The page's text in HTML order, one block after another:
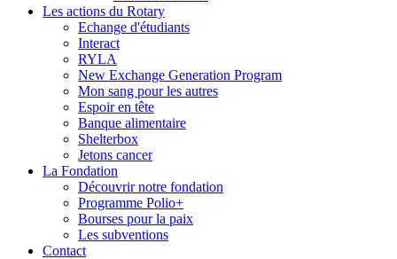
Les actions du Rotary
Echange d'étudiants
Interact
RYLA
New Exchange Generation Program
Mon sang pour les autres
Espoir en tête
Banque alimentaire
Shelterbox
Jetons cancer
La Fondation
Découvrir notre fondation
Programme Polio+
Bourses pour la paix
Les subventions
Contact